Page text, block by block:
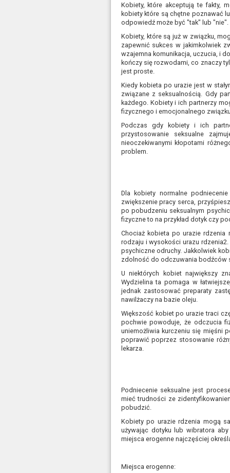
Kobiety, które akceptują te fakty,
kobiety które są chętne poznawać
odpowiedź może być "tak" lub "nie".
Kobiety, które są już w związku,
zapewnić sukces w jakimkolwiek
wzajemna komunikacja, uczucia, i
kończy się rozwodami, co znaczy
jest proste.
Kiedy kobieta po urazie jest w
związane z seksualnością. Gdy
każdego. Kobiety i ich partnerzy
fizycznego i emocjonalnego
Podczas gdy kobiety i ich
przystosowanie seksualne
nieoczekiwanymi kłopotami
problem.
Dla kobiety normalne
zwiększenie pracy serca,
po pobudzeniu seksualnym
fizyczne to na przykład dotyk czy
Chociaż kobieta po urazie
rodzaju i wysokości urazu
psychiczne odruchy. Jakkolwiek
zdolność do odczuwania bodźców
U niektórych kobiet największy
Wydzielina ta pomaga w
jednak zastosować preparaty
nawilżaczy na bazie oleju.
Większość kobiet po urazie traci
pochwie powoduje, że odczucia
uniemożliwia kurczeniu się mięśni
poprawić poprzez stosowanie
lekarza.
Podniecenie seksualne jest
mieć trudności ze
pobudzić.
Kobiety po urazie rdzenia mogą
używając dotyku lub wibratora
miejsca erogenne najczęściej
Miejsca erogenne: